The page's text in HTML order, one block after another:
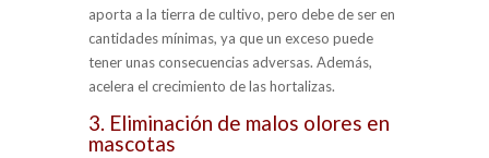
aporta a la tierra de cultivo, pero debe de ser en
cantidades mínimas, ya que un exceso puede
tener unas consecuencias adversas. Además,
acelera el crecimiento de las hortalizas.
3. Eliminación de malos olores en
mascotas